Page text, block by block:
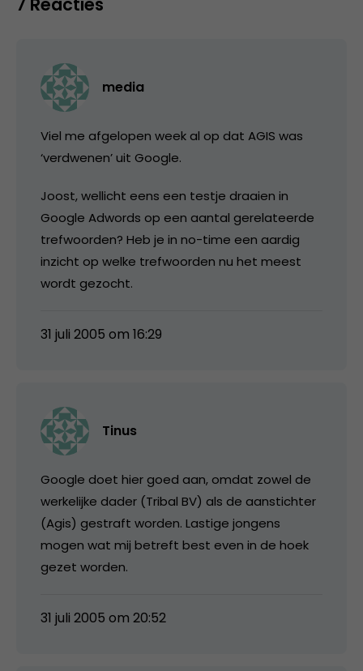
media
Viel me afgelopen week al op dat AGIS was
‘verdwenen’ uit Google.
Joost, wellicht eens een testje draaien in
Google Adwords op een aantal gerelateerde
trefwoorden? Heb je in no-time een aardig
inzicht op welke trefwoorden nu het meest
wordt gezocht.
31 juli 2005 om 16:29
Tinus
Google doet hier goed aan, omdat zowel de
werkelijke dader (Tribal BV) als de aanstichter
(Agis) gestraft worden. Lastige jongens
mogen wat mij betreft best even in de hoek
gezet worden.
31 juli 2005 om 20:52